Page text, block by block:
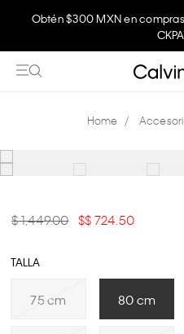
Obtén $300 MXN en
$ 1,449.00 $ 724.50
TALLA
75 cm 80 cm